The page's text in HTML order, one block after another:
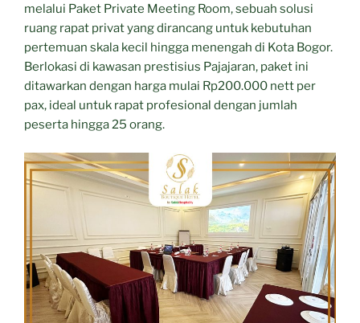
melalui Paket Private Meeting Room, sebuah solusi
ruang rapat privat yang dirancang untuk kebutuhan
pertemuan skala kecil hingga menengah di Kota Bogor.
Berlokasi di kawasan prestisius Pajajaran, paket ini
ditawarkan dengan harga mulai Rp200.000 nett per
pax, ideal untuk rapat profesional dengan jumlah
peserta hingga 25 orang.